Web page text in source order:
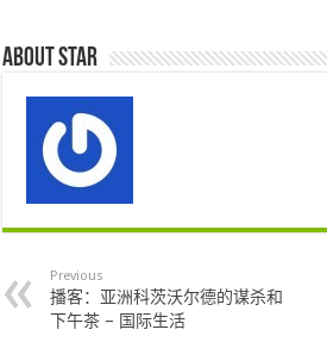
About star
Previous
播客：亚洲科茨沃尔德的谋杀和
下午茶 – 国际生活